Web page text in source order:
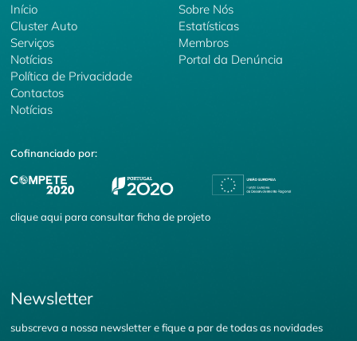
Início
Cluster Auto
Serviços
Sobre Nós
Estatísticas
Membros
Notícias
Política de Privacidade
Portal da Denúncia
Contactos
Notícias
Cofinanciado por:
cliqueaqui para consultar ficha de projeto
Newsletter
subscreva a nossa newsletter e fique a par de todas as novidades